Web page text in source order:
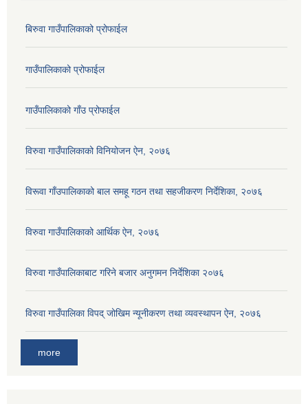
बिरुवा गाउँपालिकाको प्रोफाईल
गाउँपालिकाको प्रोफाईल
गाउँपालिकाको गाँउ प्रोफाईल
विरुवा गाउँपालिकाको विनियोजन ऐन, २०७६
विरूवा गाँउपालिकाको बाल समहू गठन तथा सहजीकरण निर्देशिका, २०७६
विरुवा गाउँपालिकाको आर्थिक ऐन, २०७६
विरुवा गाउँपालिकाबाट गरिने बजार अनुगमन निर्देशिका २०७६
विरुवा गाउँपालिका विपद् जोखिम न्यूनीकरण तथा व्यवस्थापन ऐन, २०७६
more